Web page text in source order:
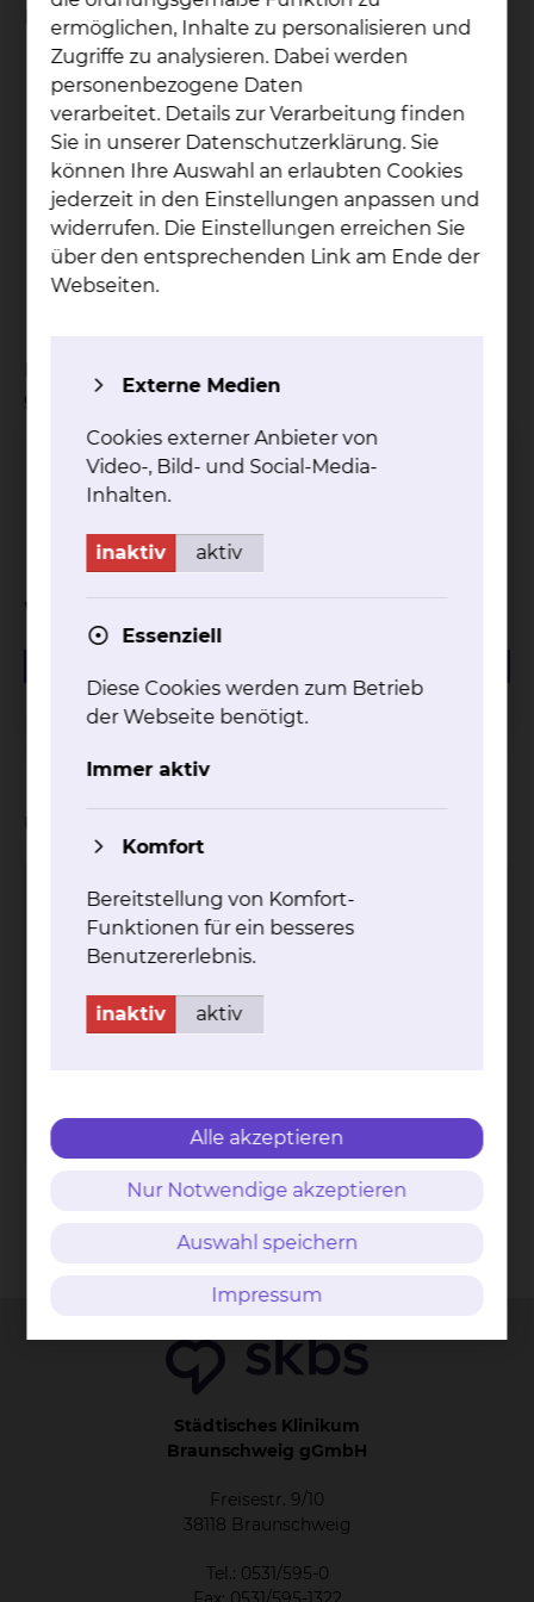
Die Leistungen des Jobtickets:
innerhalb des räumlichen Geltungsbereichs
gültig in Bus, Tram und Bahn
gültig nicht nur für Fahrten zur Arbeit und
zurück, sondern auch in der Freizeit
ab 19 Uhr und am Wochenende bzw. an
Feiertagen ganztags kostenlose Mitnahme
eines weiteren Erwachsenen und bis zu drei
Kinder (unter 15 Jahren) möglich
der Vertrag wird für mindestens 1 Jahr
gebucht werden:
Städte Braunschweig, Salzgitter und
Wolfsburg.
Landkreise Gifhorn, Goslar, Helmstedt, Peine
und Wolfenbüttel
Weiterführende Informationen
Preissenkung für das Job-Abo (1. August 2020 bis 31.
Dezember 2020)
Verkehrsverbund Region Braunschweig
GmbH
Am Hauptgüterbahnhof 28, 38126
Braunschweig
Tel.:+49 531 383 21 24 Abo-Zentrale
zum Tarif
Impressum AVB
Datenschutz
Städtisches Klinikum
Braunschweig gGmbH
Freisestr. 9/10
38118 Braunschweig
Tel.: 0531/595-0
ermöglichen, Inhalte zu personalisieren und
Zugriffe zu analysieren. Dabei werden
personenbezogene Daten
verarbeitet. Details zur Verarbeitung finden
Sie in unserer Datenschutzerklärung. Sie
können Ihre Auswahl an erlaubten Cookies
jederzeit in den Einstellungen anpassen und
widerrufen. Die Einstellungen erreichen Sie
über den entsprechenden Link am Ende der
Webseiten.
Externe Medien
Cookies externer Anbieter von
Video-, Bild- und Social-Media-
Inhalten.
inaktiv aktiv
Essenziell
Diese Cookies werden zum Betrieb
der Webseite benötigt.
Immer aktiv
Komfort
Bereitstellung von Komfort-
Funktionen für ein besseres
Benutzererlebnis.
inaktiv aktiv
Alle akzeptieren
Nur Notwendige akzeptieren
Auswahl speichern
Impressum